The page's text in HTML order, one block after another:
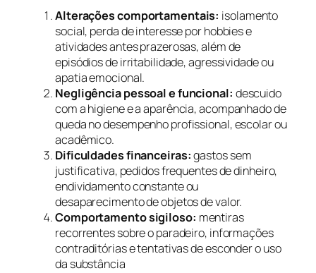
Alterações comportamentais: isolamento
social, perda de interesse por hobbies e
atividades antes prazerosas, além de
episódios de irritabilidade, agressividade ou
apatia emocional.
Negligência pessoal e funcional: descuido
com a higiene e a aparência, acompanhado de
queda no desempenho profissional, escolar ou
acadêmico.
Dificuldades financeiras:gastos sem
justificativa, pedidos frequentes de dinheiro,
endividamento constante ou
desaparecimento de objetos de valor.
Comportamento sigiloso: mentiras
recorrentes sobre o paradeiro, informações
contraditórias e tentativas de esconder o uso
da substância